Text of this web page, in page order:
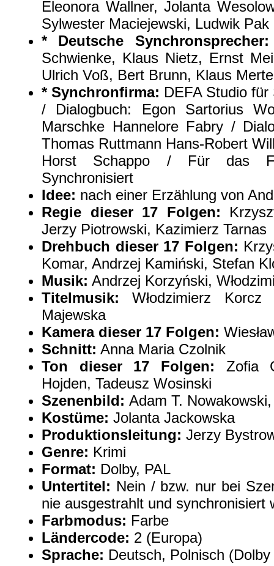
Eleonora Wallner, Jolanta
Sylwester Maciejewski, Ludwik Pak
* Deutsche Synchronsprecher:
Schwienke, Klaus Nietz, Ernst
Ulrich Voß, Bert Brunn, Klaus
* Synchronfirma: DEFA Studio
/ Dialogbuch: Egon Sartorius
Marschke Hannelore Fabry /
Thomas Ruttmann Hans-Robert
Horst Schappo / Für das
Synchronisiert
Idee: nach einer Erzählung von
Regie dieser 17 Folgen:
Jerzy Piotrowski, Kazimierz Tarnas
Drehbuch dieser 17 Folgen:
Komar, Andrzej Kamiński, Stefan
Musik: Andrzej Korzyński,
Titelmusik: Włodzimierz
Majewska
Kamera dieser 17 Folgen:
Schnitt: Anna Maria Czolnik
Ton dieser 17 Folgen: Zofia
Hojden, Tadeusz Wosinski
Szenenbild: Adam T.
Kostüme: Jolanta Jackowska
Produktionsleitung: Jerzy
Genre: Krimi
Format: Dolby, PAL
Untertitel: Nein / bzw. nur bei
nie ausgestrahlt und synchronisiert
Farbmodus: Farbe
Ländercode: 2 (Europa)
Sprache: Deutsch, Polnisch